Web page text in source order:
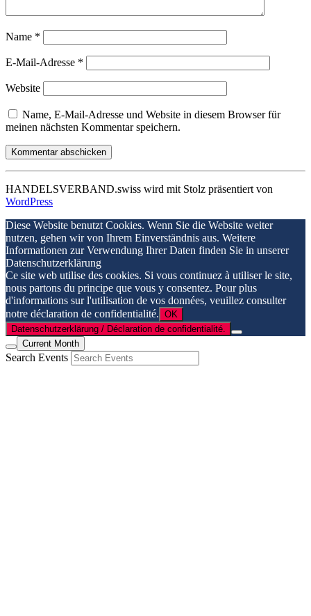
Name *
E-Mail-Adresse *
Website
Name, E-Mail-Adresse und Website in diesem Browser für
meinen nächsten Kommentar speichern.
HANDELSVERBAND.swiss wird mit Stolz präsentiert von
WordPress
Diese Website benutzt Cookies. Wenn Sie die Website weiter
nutzen, gehen wir von Ihrem Einverständnis aus. Weitere
Informationen zur Verwendung Ihrer Daten finden Sie in unserer
Datenschutzerklärung
Ce site web utilise des cookies. Si vous continuez à utiliser le site,
nous partons du principe que vous y consentez. Pour plus
d'informations sur l'utilisation de vos données, veuillez consulter
notre déclaration de confidentialité. OK
Datenschutzerklärung / Déclaration de confidentialité.
Current Month
Search Events